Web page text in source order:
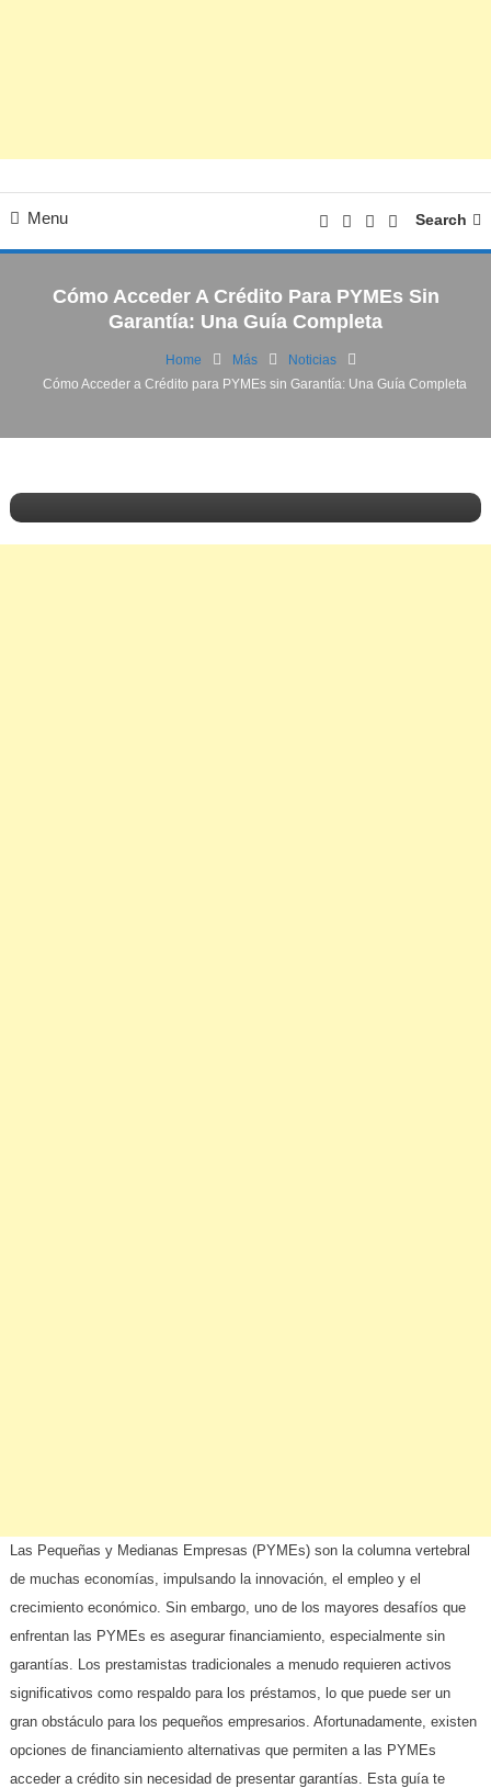
Menu Search
Cómo Acceder A Crédito Para PYMEs Sin
Garantía: Una Guía Completa
Home Más
Noticias
Cómo Acceder a Crédito para PYMEs sin Garantía: Una Guía Completa
Lifestyle|Finanzas
Noticias
Las Pequeñas y Medianas Empresas (PYMEs) son la columna vertebral
de muchas economías, impulsando la innovación, el empleo y el
crecimiento económico. Sin embargo, uno de los mayores desafíos que
enfrentan las PYMEs es asegurar financiamiento, especialmente sin
garantías. Los prestamistas tradicionales a menudo requieren activos
significativos como respaldo para los préstamos, lo que puede ser un
gran obstáculo para los pequeños empresarios. Afortunadamente, existen
opciones de financiamiento alternativas que permiten a las PYMEs
acceder a crédito sin necesidad de presentar garantías. Esta guía te